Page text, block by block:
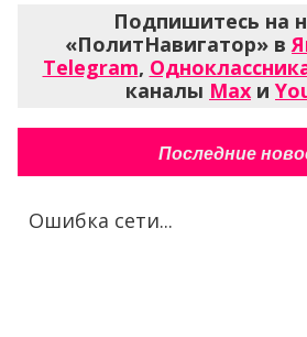
Подпишитесь на
«ПолитНавигатор» в
Telegram,
каналы Max и
Последние
Ошибка сети...